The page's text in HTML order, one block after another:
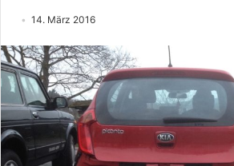
14. März 2016